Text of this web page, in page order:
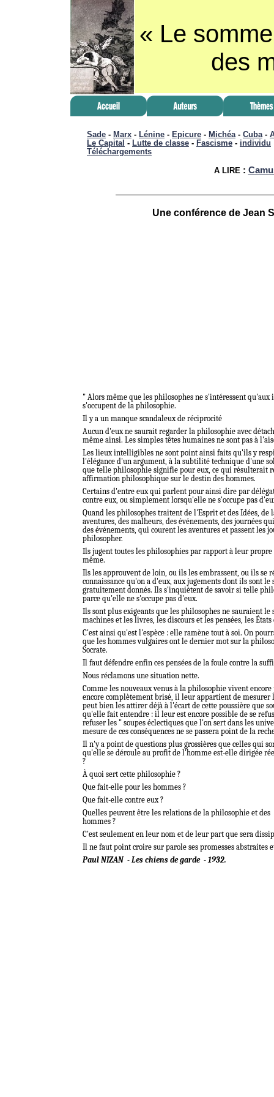
« Le
des
" Alors même que les philosophes ne s'intéressent
s'occupent de la philosophie.
Il y a un manque scandaleux de réciprocité
Aucun d'eux ne saurait regarder la philosophie avec
même ainsi. Les simples têtes humaines ne sont pas à
Les lieux intelligibles ne sont point ainsi faits qu'ils y
l'élégance d'un argument, à la subtilité technique d'une
que telle philosophie signifie pour eux, ce qui résulterait
affirmation philosophique sur le destin des hommes.
Certains d'entre eux qui parlent pour ainsi dire par
contre eux, ou simplement lorsqu'elle ne s'occupe pas
Quand les philosophes traitent de l'Esprit et des Idées,
aventures, des malheurs, des événements, des journées
des événements, qui courent les aventures et passent les
philosopher.
Ils jugent toutes les philosophies par rapport à leur
même.
Ils les approuvent de loin, ou ils les embrassent, ou ils se
connaissance qu'on a d'eux, aux jugements dont ils sont
gratuitement donnés. Ils s'inquiètent de savoir si telle
parce qu'elle ne s'occupe pas d'eux.
Ils sont plus exigeants que les philosophes ne sauraient
machines et les livres, les discours et les pensées, les États
C'est ainsi qu'est l'espèce : elle ramène tout à soi. On
que les hommes vulgaires ont le dernier mot sur la
Socrate.
Il faut défendre enfin ces pensées de la foule contre la
Nous réclamons une situation nette.
Comme les nouveaux venus à la philosophie vivent
encore complètement brisé, il leur appartient de
peut bien les attirer déjà à l'écart de cette poussière que
qu'elle fait entendre : il leur est encore possible de se
refuser les " soupes éclectiques que l'on sert dans les
mesure de ces conséquences ne se passera point de la
Il n'y a point de questions plus grossières que celles qui
qu'elle se déroule au profit de l'homme est-elle dirigée
?
À quoi sert cette philosophie ?
Que fait-elle pour les hommes ?
Que fait-elle contre eux ?
Quelles peuvent être les relations de la philosophie et des
hommes ?
C'est seulement en leur nom et de leur part que sera
Il ne faut point croire sur parole ses promesses abstraites
Paul NIZAN - Les chiens de garde - 1932.
Sade - Marx - Lénine - Epicure - Michéa- Cuba-
Le Capital - Lutte de classe - Fascisme - individu
Téléchargements
A LIRE :
Une conférence de Jean